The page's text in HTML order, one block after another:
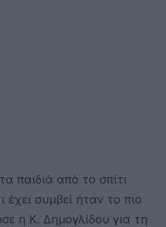
παιδιά από το σπίτι
συμβεί ήταν το πιο
η Κ. Δημογλίδου για τη